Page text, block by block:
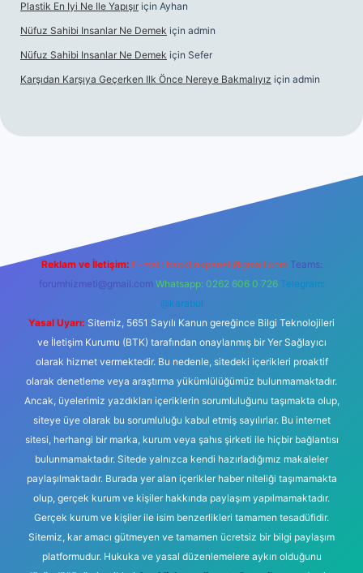
Plastik En Iyi Ne Ile Yapışır için Ayhan
Nüfuz Sahibi Insanlar Ne Demek için admin
Nüfuz Sahibi Insanlar Ne Demek için Sefer
Karşıdan Karşıya Geçerken Ilk Önce Nereye Bakmalıyız için admin
Reklam ve İletişim: E-mail: backlinkpaneli@gmail.com Teams:
forumhizmeti@gmail.com Whatsapp: 0262 606 0 726 Telegram:
@karabul
Yasal Uyarı: Sitemiz, 5651 Sayılı Kanun gereğince Bilgi Teknolojileri
ve İletişim Kurumu (BTK) tarafından onaylanmış bir Yer Sağlayıcı
olarak hizmet vermektedir. Bu nedenle, sitedeki içerikleri proaktif
olarak denetleme veya araştırma yükümlülüğümüz bulunmamaktadır.
Ancak, üyelerimiz yazdıkları içeriklerin sorumluluğunu taşımakta olup,
siteye üye olarak bu sorumluluğu kabul etmiş sayılırlar. Bu internet
sitesi, herhangi bir marka, kurum veya şahıs şirketi ile hiçbir bağlantısı
bulunmamaktadır. Sitede yalnızca kendi hazırladığımız makaleler
paylaşılmaktadır. Burada yer alan içerikler haber niteliği taşımamakta
olup, gerçek kurum ve kişiler hakkında paylaşım yapılmamaktadır.
Gerçek kurum ve kişiler ile isim benzerlikleri tamamen tesadüfidir.
Sitemiz, kar amacı gütmeyen ve tamamen ücretsiz bir bilgi paylaşım
platformudur. Hukuka ve yasal düzenlemelere aykırı olduğunu